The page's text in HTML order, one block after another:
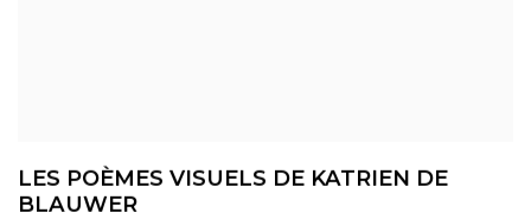
LES POÈMES VISUELS DE KATRIEN DE
BLAUWER